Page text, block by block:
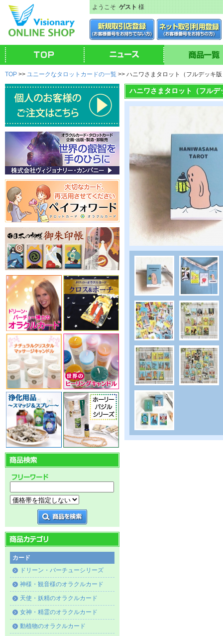
ようこそゲスト様
TOP >> ユニークなタロットカードの一覧 >> ハニワさまタロット（フルデッキ
カード
ドリーン・バーチューシリーズ
神様・観音様のオラクルカード
天使・妖精のオラクルカード
女神・精霊のオラクルカード
動植物のオラクルカード
ハニワさまタロット（フルデ